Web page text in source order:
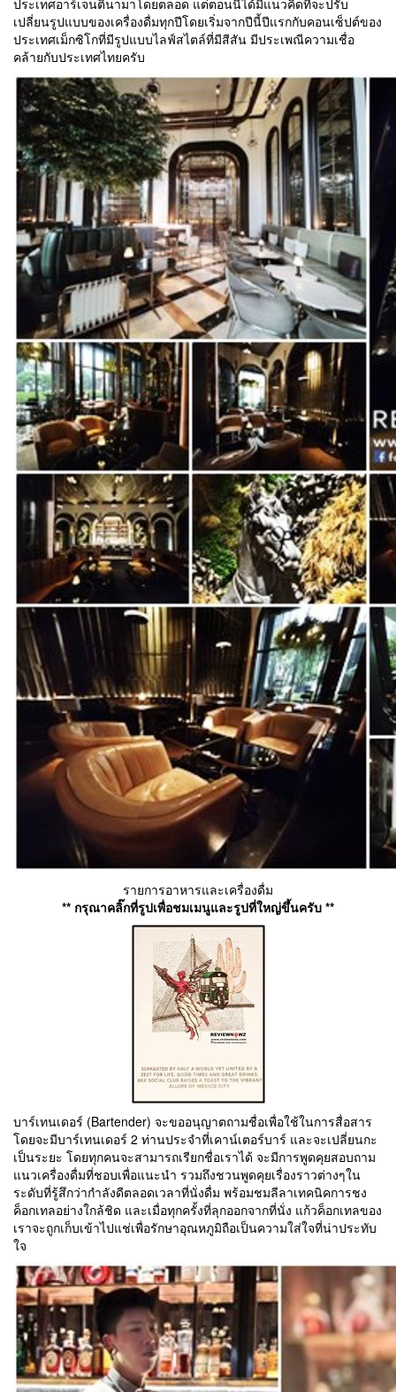
ประเทศอาร์เจนตินามาโดยตลอด แต่ตอนนี้ได้มีแนวคิดที่จะปรับ
เปลี่ยนรูปแบบของเครื่องดื่มทุกปีโดยเริ่มจากปีนี้ปีแรกกับคอนเซ็ปต์ของ
ประเทศเม็กซิโกที่มีรูปแบบไลฟ์สไตล์ที่มีสีสัน มีประเพณีความเชื่อ
คล้ายกับประเทศไทยครับ
รายการอาหารและเครื่องดื่ม
** กรุณาคลิ๊กที่รูปเพื่อชมเมนูและรูปที่ใหญ่ขึ้นครับ **
บาร์เทนเดอร์ (Bartender) จะขออนุญาตถามชื่อเพื่อใช้ในการสื่อสาร
โดยจะมีบาร์เทนเดอร์ 2 ท่านประจำที่เคาน์เตอร์บาร์ และจะเปลี่ยนกะ
เป็นระยะ โดยทุกคนจะสามารถเรียกชื่อเราได้ จะมีการพูดคุยสอบถาม
แนวเครื่องดื่มที่ชอบเพื่อแนะนำ รวมถึงชวนพูดคุยเรื่องราวต่างๆใน
ระดับที่รู้สึกว่ากำลังดีตลอดเวลาที่นั่งดื่ม พร้อมชมลีลาเทคนิคการชง
ค็อกเทลอย่างใกล้ชิด และเมื่อทุกครั้งที่ลุกออกจากที่นั่ง แก้วค็อกเทลของ
เราจะถูกเก็บเข้าไปแช่เพื่อรักษาอุณหภูมิถือเป็นความใส่ใจที่น่าประทับ
ใจ